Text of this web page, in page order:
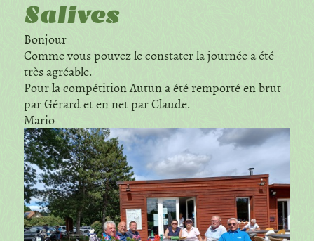
Salives
Bonjour
Comme vous pouvez le constater la journée a été
très agréable.
Pour la compétition Autun a été remporté en brut
par Gérard et en net par Claude.
Mario